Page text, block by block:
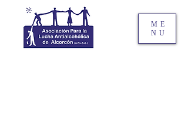
ME
NU